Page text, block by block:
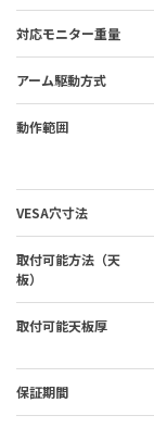
対応モニター重量
アーム駆動方式
動作範囲
VESA穴寸法
取付可能方法（天
板）
取付可能天板厚
保証期間